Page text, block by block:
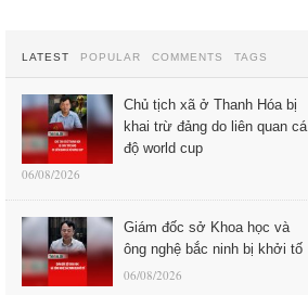
LATEST POPULAR COMMENTS TAGS
Chủ tịch xã ở Thanh Hóa bị
khai trừ đảng do liên quan cá
độ world cup
06/08/2026
Giám đốc sở Khoa học và
ông nghệ bắc ninh bị khởi tố
06/08/2026